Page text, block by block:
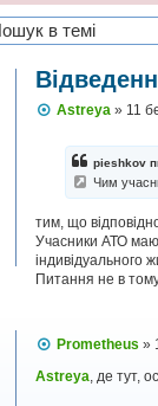
П
л
е
н
н
Astreya » 11
pieshkov
Чим
тим, що
Учасники АТО
індивідуального
Питання не в
П
в
Prometheus »
Astreya, де тут,